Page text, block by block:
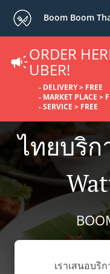
Boom Boom
ORDER
UBER!
- DELIVERY > FREE
- MARKET PLACE >
- SERVICE > FREE
ไทยบริก
เราเสนอบริ